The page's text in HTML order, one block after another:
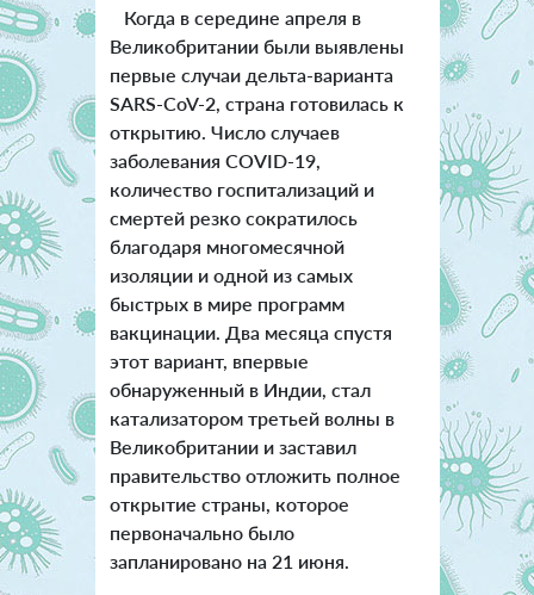
Когда в середине апреля в
Великобритании были выявлены
первые случаи дельта-варианта
SARS-CoV-2, страна готовилась к
открытию. Число случаев
заболевания COVID-19,
количество госпитализаций и
смертей резко сократилось
благодаря многомесячной
изоляции и одной из самых
быстрых в мире программ
вакцинации. Два месяца спустя
этот вариант, впервые
обнаруженный в Индии, стал
катализатором третьей волны в
Великобритании и заставил
правительство отложить полное
открытие страны, которое
первоначально было
запланировано на 21 июня.